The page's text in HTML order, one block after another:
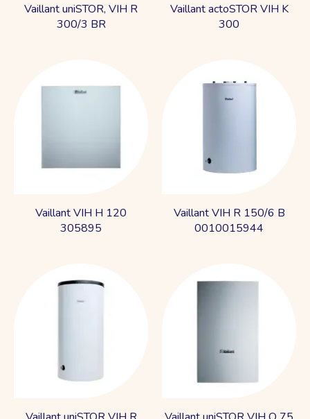
Vaillant uniSTOR, VIH R
300/3 BR
Vaillant actoSTOR VIH K
300
Vaillant VIH Н 120
305895
Vaillant VIH R 150/6 B
0010015944